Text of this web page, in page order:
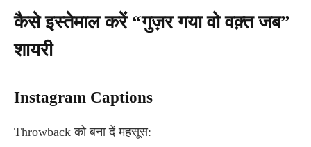
कैसे इस्तेमाल करें “गुज़र गया वो वक़्त जब”
शायरी
Instagram Captions
Throwback को बना दें महसूस: